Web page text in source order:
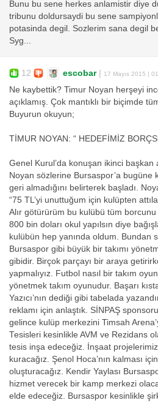
Bunu bu sene herkes anlamistir diye
tribunu doldursaydi bu sene
potasinda degil. Sozlerim sana degil
Syg...
12 escobar| 17 Mayıs 2015 |
Ne kaybettik? Timur Noyan herşeyi
açıklamış. Çok mantıklı bir biçimde
Buyurun okuyun;
TİMUR NOYAN: “ HEDEFİMİZ
Genel Kurul’da konuşan ikinci başkan
Noyan sözlerine Bursaspor’a bugüne
geri almadığını belirterek başladı.
“75 TL’yi unuttuğum için kulüpten
Alır götürürüm bu kulübü tüm borcunu
800 bin doları okul yapılsın diye
kulübün hep yanında oldum. Bundan
Bursaspor gibi büyük bir takımı
gibidir. Birçok parçayı bir araya
yapmalıyız. Futbol nasıl bir takım
yönetmek takım oyunudur. Başarı
Yazıcı’nın dediği gibi tabelada
reklamı için anlaştık. SİNPAŞ
gelince kulüp merkezini Timsah
Tesisleri kesinlikle AVM ve Rezidans
tesis inşa edeceğiz. İnşaat
kuracağız. Şenol Hoca’nın kalması
oluşturacağız. Kendir Yaylası
hizmet verecek bir kamp merkezi
elde edeceğiz. Bursaspor kesinlikle